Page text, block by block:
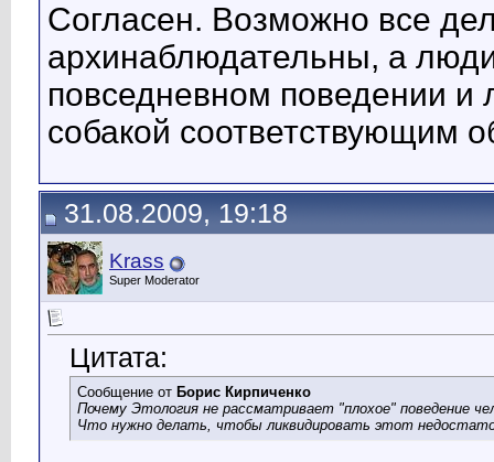
Согласен. Возможно все
архинаблюдательны, а
повседневном поведении и
собакой соответствующим
31.08.2009, 19:18
Krass
Super Moderator
Цитата:
Сообщение от Борис Кирпиченко
Почему Этология не рассматривает "плохое" поведение
Что нужно делать, чтобы ликвидировать этот